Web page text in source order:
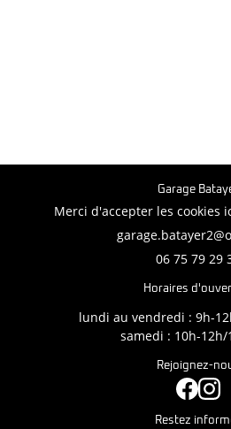
Garage
Merci d'accepter les cookies
06 75 79 29
Horaires
lundi au vendredi : 9h-
samedi : 10h-12h/
Rejoignez-
Restez